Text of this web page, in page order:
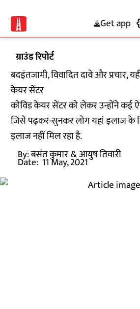
Get app
ग्राउंड रिपोर्ट
बदइंतजामी, विवादित दावे और प्रचार,
केयर सेंटर
कोविड केयर सेंटर को लेकर उन्होंने कई
जिसे पढ़कर-सुनकर लोग यहां इलाज के
इलाज नहीं मिल रहा है.
By:बसंत कुमार& आयुष तिवारी
Date: 11 May, 2021